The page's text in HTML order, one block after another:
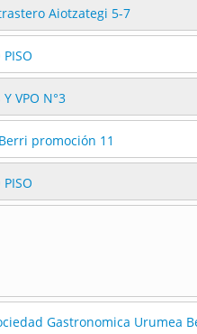
Aiotzategi 5-7
Y VPO N°3
promoción 11
Gastronomica Urumea